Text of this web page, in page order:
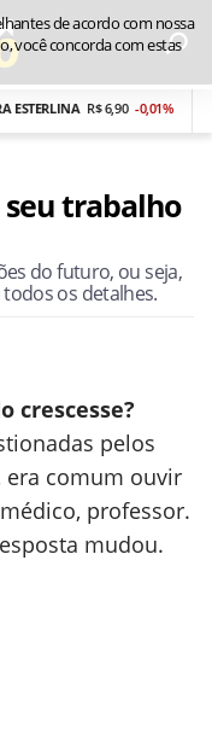
R$ 6,90 -0,01%
trabalho
do futuro, ou seja,
os detalhes.
crescesse?
pelos
era comum ouvir
professor.
mudou.
de acordo com nossa
você concorda com estas